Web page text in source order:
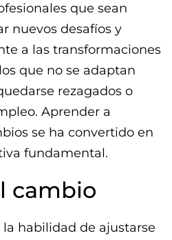
que sean
nuevos desafíos y
a las transformaciones
que no se adaptan
rezagados o
Aprender a
se ha convertido en
fundamental.
cambio
habilidad de ajustarse